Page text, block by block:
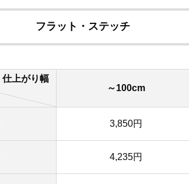
フラット・ステッチ
仕上がり幅
～100cm
3,850円
4,235円